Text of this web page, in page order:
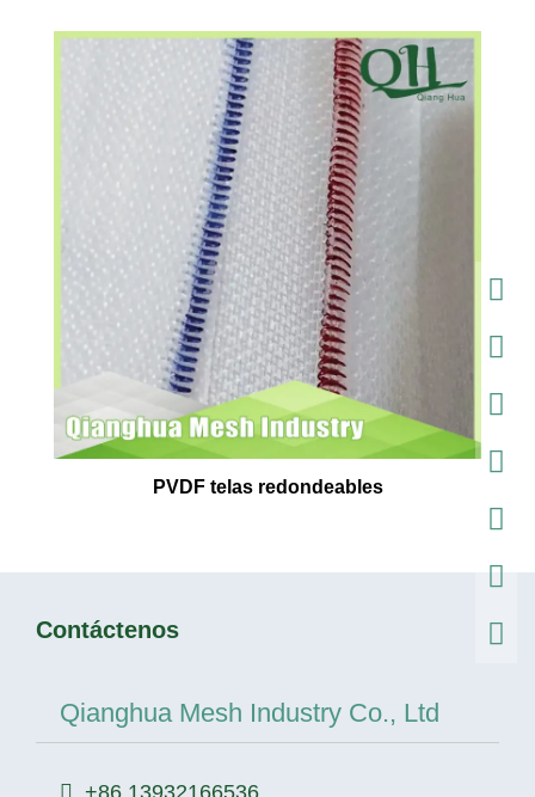
PVDF telas redondeables
Contáctenos
Qianghua Mesh Industry Co., Ltd
+86 13932166536